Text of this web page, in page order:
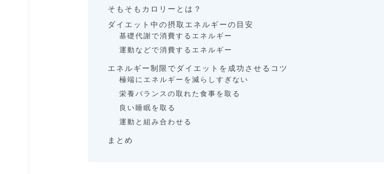
そもそもカロリーとは？
ダイエット中の摂取エネルギーの目安
基礎代謝で消費するエネルギー
運動などで消費するエネルギー
エネルギー制限でダイエットを成功させるコツ
極端にエネルギーを減らしすぎない
栄養バランスの取れた食事を取る
良い睡眠を取る
運動と組み合わせる
まとめ